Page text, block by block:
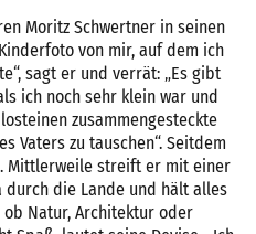
Moritz Schwertner in seinen
von mir, auf dem ich
sagt er und verrät: „Es gibt
ich noch sehr klein war und
zusammengesteckte
Vaters zu tauschen“. Seitdem
Mittlerweile streift er mit einer
die Lande und hält alles
Natur, Architektur oder